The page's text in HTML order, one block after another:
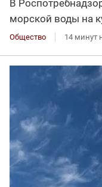
В
морской воды на
Общество 14 минут